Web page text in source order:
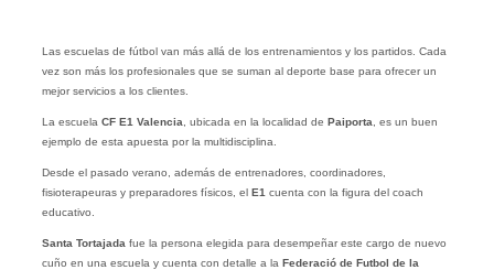
Las escuelas de fútbol van más allá de los entrenamientos y los partidos. Cada
vez son más los profesionales que se suman al deporte base para ofrecer un
mejor servicios a los clientes.
La escuela CF E1 Valencia , ubicada en la localidad de Paiporta , es un buen
ejemplo de esta apuesta por la multidisciplina.
Desde el pasado verano, además de entrenadores, coordinadores,
fisioterapeuras y preparadores físicos, el E1 cuenta con la figura del coach
educativo.
Santa Tortajada fue la persona elegida para desempeñar este cargo de nuevo
cuño en una escuela y cuenta con detalle a la Federació de Futbol de la